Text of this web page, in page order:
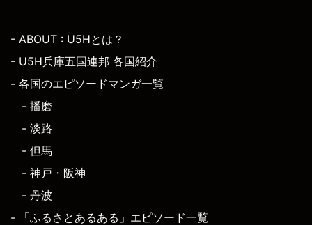
- ABOUT : U5Hとは？
- U5H兵庫五国連邦 各国紹介
- 各国のエピソードマンガ一覧
- 播磨
- 淡路
- 但馬
- 神戸・阪神
- 丹波
- 「ふるさとあるある」エピソード一覧